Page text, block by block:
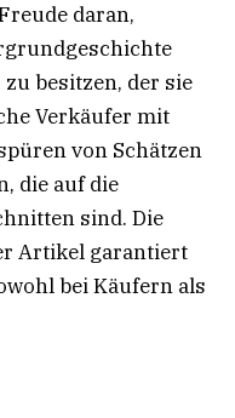
daran,
besitzen, der sie
Verkäufer mit
von Schätzen
die auf die
sind. Die
Artikel garantiert
bei Käufern als